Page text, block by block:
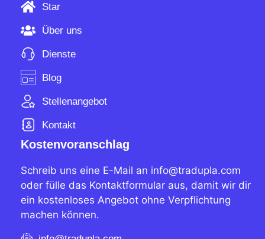
Star
Über uns
Dienste
Blog
Stellenangebot
Kontakt
Kostenvoranschlag
Schreib uns eine E-Mail an info@tradupla.com
oder fülle das Kontaktformular aus, damit wir dir
ein kostenloses Angebot ohne Verpflichtung
machen können.